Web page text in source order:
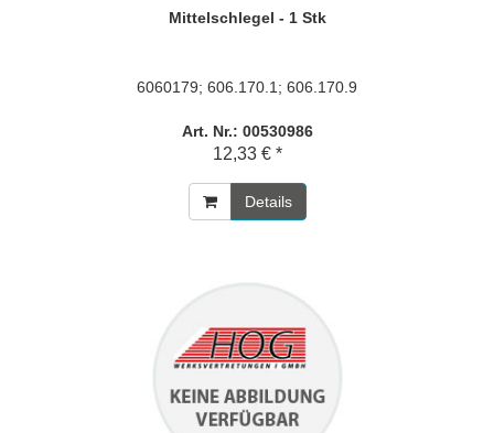
Mittelschlegel - 1 Stk
6060179; 606.170.1; 606.170.9
Art. Nr.: 00530986
12,33 € *
Details